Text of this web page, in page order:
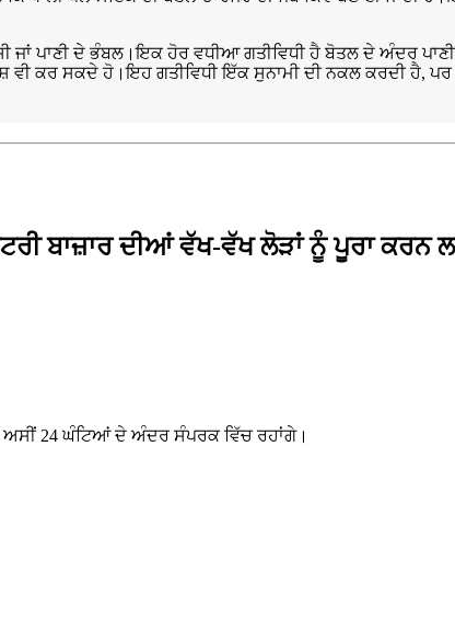
ਪਾਣੀ ਦੇ ਭੰਬਲ।ਇਕ ਹੋਰ ਵਧੀਆ ਗਤੀਵਿਧੀ ਹੈ ਬੋਤਲ ਦੇ ਅੰਦਰ ਪਾਣੀ
ਵੀ ਕਰ ਸਕਦੇ ਹੋ।ਇਹ ਗਤੀਵਿਧੀ ਇੱਕ ਸੁਨਾਮੀ ਦੀ ਨਕਲ ਕਰਦੀ ਹੈ,
ਬਾਜ਼ਾਰ ਦੀਆਂ ਵੱਖ-ਵੱਖ ਲੋੜਾਂ ਨੂੰ ਪੂਰਾ ਕਰਨ
24 ਘੰਟਿਆਂ ਦੇ ਅੰਦਰ ਸੰਪਰਕ ਵਿੱਚ ਰਹਾਂਗੇ।